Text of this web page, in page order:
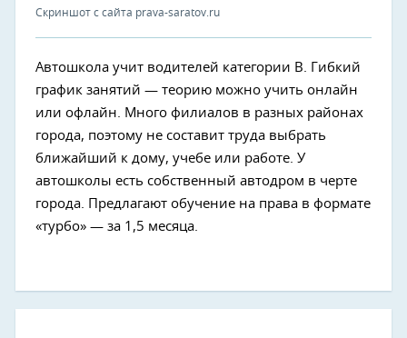
Скриншот с сайта prava-saratov.ru
Автошкола учит водителей категории В. Гибкий
график занятий — теорию можно учить онлайн
или офлайн. Много филиалов в разных районах
города, поэтому не составит труда выбрать
ближайший к дому, учебе или работе. У
автошколы есть собственный автодром в черте
города. Предлагают обучение на права в формате
«турбо» — за 1,5 месяца.